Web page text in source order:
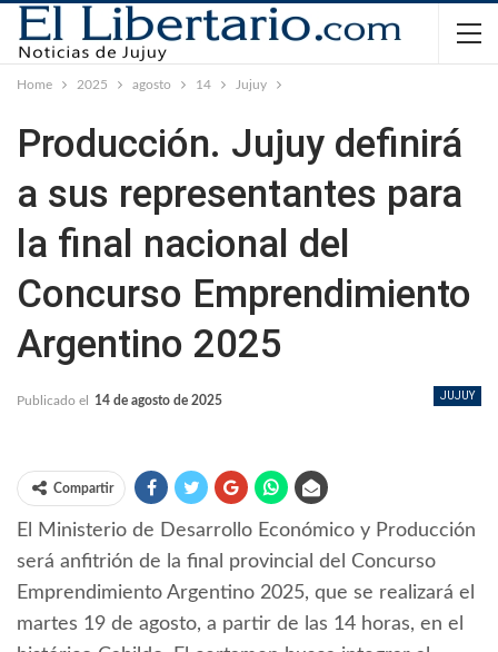
Home 2025 agosto 14 Jujuy
Producción. Jujuy definirá
a sus representantes para
la final nacional del
Concurso Emprendimiento
Argentino 2025
JUJUY
Publicado el 14 de agosto de 2025
Compartir
El Ministerio de Desarrollo Económico y Producción
será anfitrión de la final provincial del Concurso
Emprendimiento Argentino 2025, que se realizará el
martes 19 de agosto, a partir de las 14 horas, en el